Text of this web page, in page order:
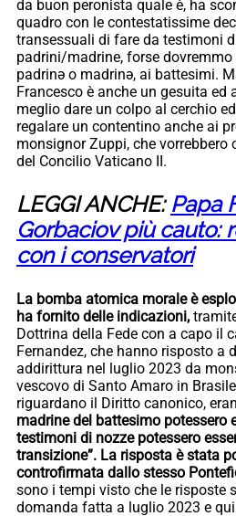
da buon peronista quale è, ha
quadro con le contestatissime
transessuali di fare da testimoni
padrini/madrine, forse
padrinə o madrinə, ai battesimi.
Francesco è anche un gesuita ed
meglio dare un colpo al cerchio
regalare un contentino anche ai
monsignor Zuppi, che vorrebbero
del Concilio Vaticano II.
LEGGI ANCHE: Papa
Gorbaciov più cauto:
con i conservatori
La bomba atomica morale è
ha fornito delle indicazioni,
Dottrina della Fede con a capo il
Fernandez, che hanno risposto a
addirittura nel luglio 2023 da
vescovo di Santo Amaro in
riguardano il Diritto canonico,
madrine del battesimo potessero
testimoni di nozze potessero
transizione”. La risposta è stata
controfirmata dallo stesso
sono i tempi visto che le risposte
domanda fatta a luglio 2023 e